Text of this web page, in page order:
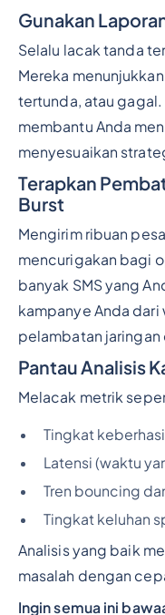
Gunakan
Selalu lacak tanda
Mereka
tertunda, atau gagal.
membantu Anda
menyesuaikan
Terapkan
Burst
Mengirim ribuan
mencurigakan bagi
banyak SMS yang
kampanye Anda
pelambatan
Pantau Analisis
Melacak metrik
Tingkat
Latensi (waktu
Tren bouncing
Tingkat keluhan
Analisis yang baik
masalah dengan
Ingin semua ini